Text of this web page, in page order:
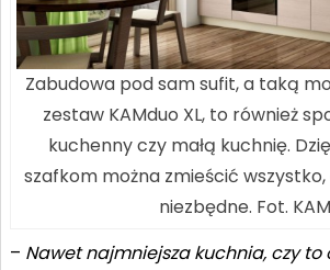
Zabudowa pod sam sufit, a taką
zestaw KAMduo XL, to również
kuchenny czy małą kuchnię.
szafkom można zmieścić
niezbędne. Fot. KAM
– Nawet najmniejsza kuchnia, czy to